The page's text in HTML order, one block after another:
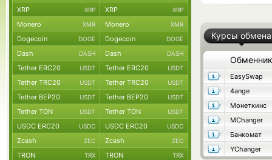
Курсы обмена
Обменник
EasySwap
4ange
Монеткинс
MChanger
Банкомат
YChanger
XRP XRP XRP XRP
Monero XMR Monero XMR
Dogecoin DOGE Dogecoin DOGE
Dash DASH Dash DASH
Tether ERC20 USDT Tether ERC20 USDT
Tether TRC20 USDT Tether TRC20 USDT
Tether BEP20 USDT Tether BEP20 USDT
Tether TON USDT Tether TON USDT
USDC ERC20 USDC USDC ERC20 USDC
Zcash ZEC Zcash ZEC
TRON TRX TRON TRX